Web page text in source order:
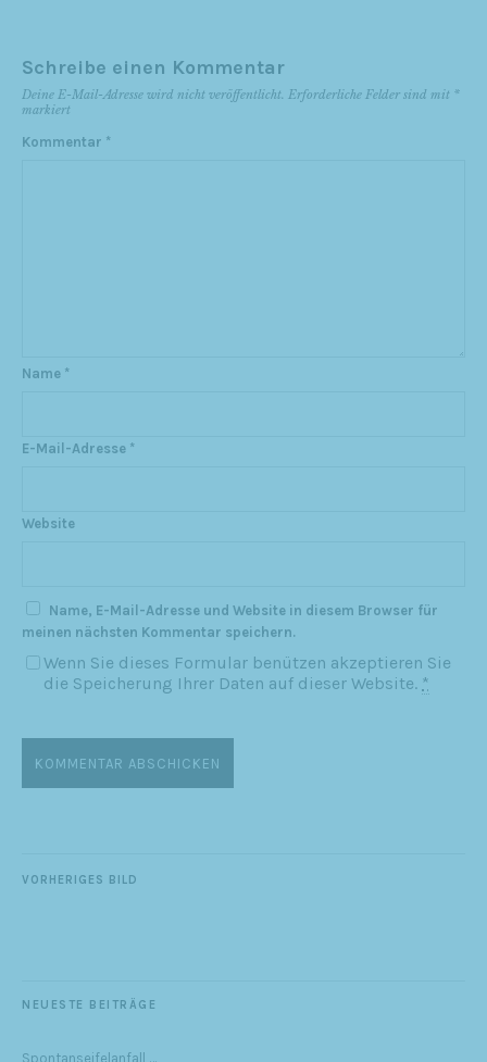
Schreibe einen Kommentar
Deine E-Mail-Adresse wird nicht veröffentlicht. Erforderliche Felder sind mit *
markiert
Kommentar *
Name *
E-Mail-Adresse *
Website
Name, E-Mail-Adresse und Website in diesem Browser für
meinen nächsten Kommentar speichern.
Wenn Sie dieses Formular benützen akzeptieren Sie
die Speicherung Ihrer Daten auf dieser Website. *
VORHERIGES BILD
NEUESTE BEITRÄGE
Spontanseifelanfall …